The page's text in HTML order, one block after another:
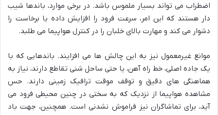
اضطراب می تواند بسیار ملموس باشد. در برخی موارد، باندها شیب
دار هستند که این امر، سرعت فرود را افزایش داده یا برخاست را
دشوار می کند و مهارت بالای خلبان را در کنترل هواپیما می طلبد.
موانع غیرمعمول نیز به این چالش ها می افزایند. باندهایی که با
یک جاده اصلی، خط راه آهن، یا حتی ساحل شنی تقاطع دارند، نیاز به
هماهنگی های دقیق و توقف موقت ترافیک زمینی دارند. حس
مشاهده هواپیما از نزدیک که به سختی در چنین محیطی فرود می
آید، برای تماشاگران نیز فراموش نشدنی است. همچنین، جهت باد